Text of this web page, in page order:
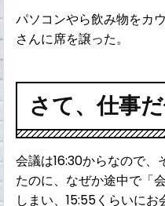
パソコンやら飲み物をカ
さんに席を譲った。
さて、仕事
会議は16:30からなので
たのに、なぜか途中で「
しまい、15:55くらいにお